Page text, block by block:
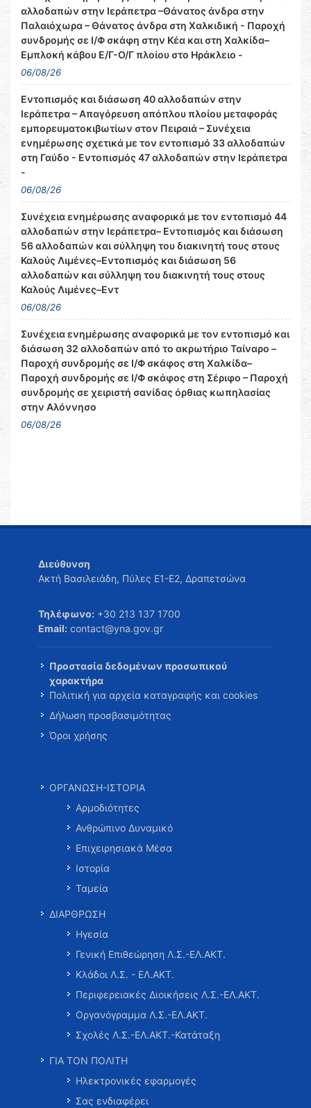
αλλοδαπών στην Ιεράπετρα –Θάνατος άνδρα στην
Παλαιόχωρα – Θάνατος άνδρα στη Χαλκιδική - Παροχή
συνδρομής σε Ι/Φ σκάφη στην Κέα και στη Χαλκίδα–
Εμπλοκή κάβου Ε/Γ-Ο/Γ πλοίου στο Ηράκλειο -
06/08/26
Εντοπισμός και διάσωση 40 αλλοδαπών στην
Ιεράπετρα – Απαγόρευση απόπλου πλοίου μεταφοράς
εμπορευματοκιβωτίων στον Πειραιά – Συνέχεια
ενημέρωσης σχετικά με τον εντοπισμό 33 αλλοδαπών
στη Γαύδο - Εντοπισμός 47 αλλοδαπών στην Ιεράπετρα
-
06/08/26
Συνέχεια ενημέρωσης αναφορικά με τον εντοπισμό 44
αλλοδαπών στην Ιεράπετρα– Εντοπισμός και διάσωση
56 αλλοδαπών και σύλληψη του διακινητή τους στους
Καλούς Λιμένες–Εντοπισμός και διάσωση 56
αλλοδαπών και σύλληψη του διακινητή τους στους
Καλούς Λιμένες–Εντ
06/08/26
Συνέχεια ενημέρωσης αναφορικά με τον εντοπισμό και
διάσωση 32 αλλοδαπών από το ακρωτήριο Ταίναρο –
Παροχή συνδρομής σε Ι/Φ σκάφος στη Χαλκίδα–
Παροχή συνδρομής σε Ι/Φ σκάφος στη Σέριφο – Παροχή
συνδρομής σε χειριστή σανίδας όρθιας κωπηλασίας
στην Αλόννησο
06/08/26
Διεύθυνση
Ακτή Βασιλειάδη, Πύλες Ε1-Ε2, Δραπετσώνα
Τηλέφωνο: +30 213 137 1700
Email: contact@yna.gov.gr
Προστασία δεδομένων προσωπικού
χαρακτήρα
Πολιτική για αρχεία καταγραφής και cookies
Δήλωση προσβασιμότητας
Όροι χρήσης
ΟΡΓΑΝΩΣΗ-ΙΣΤΟΡΙΑ
Αρμοδιότητες
Ανθρώπινο Δυναμικό
Επιχειρησιακά Μέσα
Ιστορία
Ταμεία
ΔΙΑΡΘΡΩΣΗ
Ηγεσία
Γενική Επιθεώρηση Λ.Σ.-ΕΛ.ΑΚΤ.
Κλάδοι Λ.Σ. - ΕΛ.ΑΚΤ.
Περιφερειακές Διοικήσεις Λ.Σ.-ΕΛ.ΑΚΤ.
Οργανόγραμμα Λ.Σ.-ΕΛ.ΑΚΤ.
Σχολές Λ.Σ.-ΕΛ.ΑΚΤ.-Κατάταξη
ΓΙΑ ΤΟΝ ΠΟΛΙΤΗ
Ηλεκτρονικές εφαρμογές
Σας ενδιαφέρει